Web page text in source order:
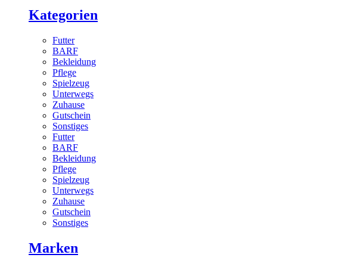
Kategorien
Futter
BARF
Bekleidung
Pflege
Spielzeug
Unterwegs
Zuhause
Gutschein
Sonstiges
Futter
BARF
Bekleidung
Pflege
Spielzeug
Unterwegs
Zuhause
Gutschein
Sonstiges
Marken